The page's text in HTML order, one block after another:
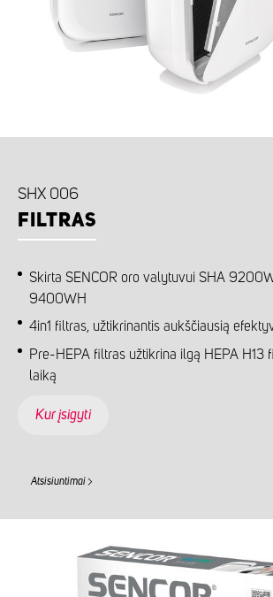
SHX 006
FILTRAS
Skirta SENCOR oro valytuvui SHA
9400WH
4in1 filtras, užtikrinantis aukščiausią
Pre-HEPA filtras užtikrina ilgą HEPA H13
laiką
Kur įsigyti
Atsisiuntimai